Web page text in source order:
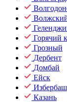
Горячий
Грозный
Дербент
Домбай
Ейск
Избербаш
Казань